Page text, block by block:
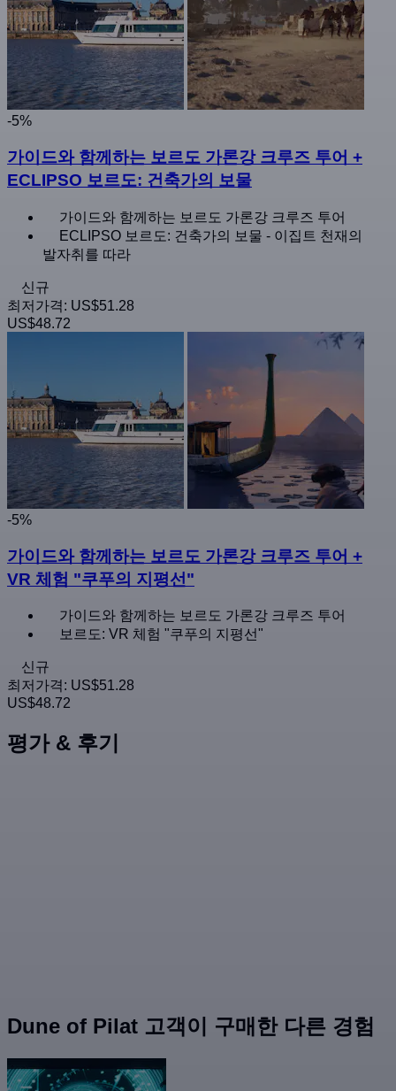
-5%
가이드와 함께하는 보르도 가론강 크루즈 투어 +
ECLIPSO 보르도: 건축가의 보물
가이드와 함께하는 보르도 가론강 크루즈 투어
ECLIPSO 보르도: 건축가의 보물 - 이집트 천재의
발자취를 따라
신규
최저가격: US$51.28
US$48.72
-5%
가이드와 함께하는 보르도 가론강 크루즈 투어 +
VR 체험 "쿠푸의 지평선"
가이드와 함께하는 보르도 가론강 크루즈 투어
보르도: VR 체험 "쿠푸의 지평선"
신규
최저가격: US$51.28
US$48.72
평가 & 후기
Dune of Pilat 고객이 구매한 다른 경험